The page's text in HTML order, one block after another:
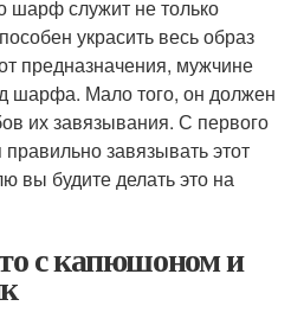
шарф служит не только
украсить весь образ
предназначения, мужчине
шарфа. Мало того, он должен
их завязывания. С первого
завязывать этот
вы будите делать это на
с капюшоном и